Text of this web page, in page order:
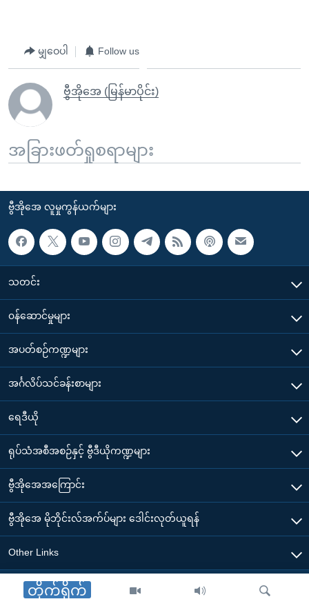
တိုက်ရိုက်
မျှဝေပါ Follow us
ဗွီအိုအေ (မြန်မာပိုင်း)
အခြားဖတ်ရှုစရာများ
ဗွီအိုအေ လူမှုကွန်ယက်များ
သတင်း
၀န်ဆောင်မှုများ
အပတ်စဉ်ကဏ္ဍများ
အင်္ဂလိပ်သင်ခန်းစာများ
ရေဒီယို
ရုပ်သံအစီအစဉ်နှင့် ဗွီဒီယိုကဏ္ဍများ
ဗွီအိုအေအကြောင်း
ဗွီအိုအေ မိုဘိုင်းလ်အက်ပ်များ ဒေါင်းလုတ်ယူရန်
Other Links